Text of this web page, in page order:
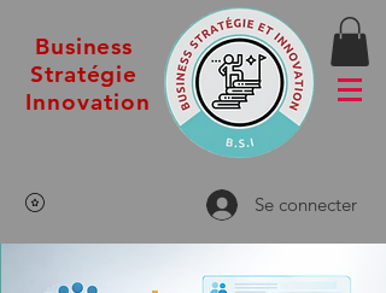
Business
Stratégie
Innovation
Se connecter